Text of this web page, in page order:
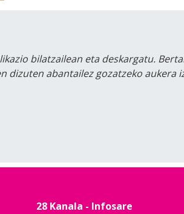
bilatzailean eta deskargatu.
dizuten abantailez gozatzeko aukera
28 Kanala - Infosare